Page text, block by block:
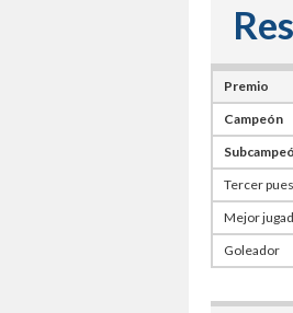
Premio
Campeón
Tercer
Mejor
Goleador